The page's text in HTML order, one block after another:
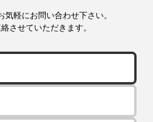
気軽にお問い合わせ下さい。
させていただきます。